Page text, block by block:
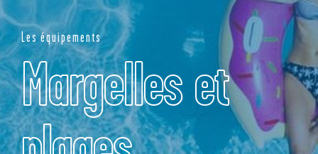
Les équipements
Margelles et